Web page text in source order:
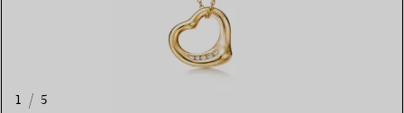
1 / 5